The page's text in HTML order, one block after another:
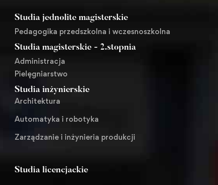
Studia jednolite magisterskie
Pedagogika przedszkolna i wczesnoszkolna
Studia magisterskie - 2.stopnia
Administracja
Pielęgniarstwo
Studia inżynierskie
Architektura
Automatyka i robotyka
Zarządzanie i inżynieria produkcji
Studia licencjackie